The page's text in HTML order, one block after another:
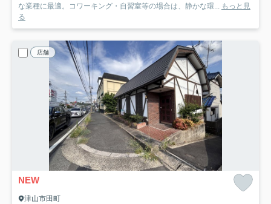
な業種に最適。コワーキング・自習室等の場合は、静かな環... もっと見
る
店舗
NEW
津山市田町